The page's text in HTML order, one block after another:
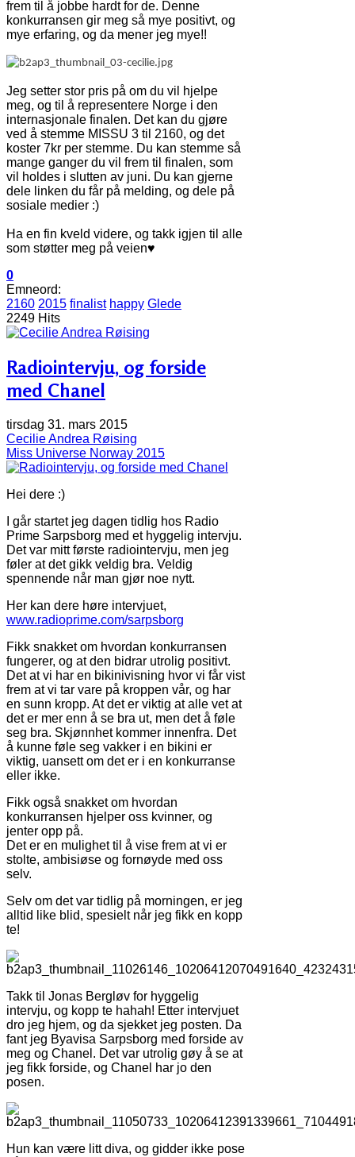
frem til å jobbe hardt for de. Denne
konkurransen gir meg så mye positivt, og
mye erfaring, og da mener jeg mye!!
Jeg setter stor pris på om du vil hjelpe
meg, og til å representere Norge i den
internasjonale finalen. Det kan du gjøre
ved å stemme MISSU 3 til 2160, og det
koster 7kr per stemme. Du kan stemme så
mange ganger du vil frem til finalen, som
vil holdes i slutten av juni. Du kan gjerne
dele linken du får på melding, og dele på
sosiale medier :)
Ha en fin kveld videre, og takk igjen til alle
som støtter meg på veien♥
0
Emneord:
2160 2015 finalist happy Glede
2249 Hits
Radiointervju, og forside
med Chanel
tirsdag 31. mars 2015
Cecilie Andrea Røising
Miss Universe Norway 2015
Hei dere :)
I går startet jeg dagen tidlig hos Radio
Prime Sarpsborg med et hyggelig intervju.
Det var mitt første radiointervju, men jeg
føler at det gikk veldig bra. Veldig
spennende når man gjør noe nytt.
Her kan dere høre intervjuet,
www.radioprime.com/sarpsborg
Fikk snakket om hvordan konkurransen
fungerer, og at den bidrar utrolig positivt.
Det at vi har en bikinivisning hvor vi får vist
frem at vi tar vare på kroppen vår, og har
en sunn kropp. At det er viktig at alle vet at
det er mer enn å se bra ut, men det å føle
seg bra. Skjønnhet kommer innenfra. Det
å kunne føle seg vakker i en bikini er
viktig, uansett om det er i en konkurranse
eller ikke.
Fikk også snakket om hvordan
konkurransen hjelper oss kvinner, og
jenter opp på.
Det er en mulighet til å vise frem at vi er
stolte, ambisiøse og fornøyde med oss
selv.
Selv om det var tidlig på morningen, er jeg
alltid like blid, spesielt når jeg fikk en kopp
te!
Takk til Jonas Bergløv for hyggelig
intervju, og kopp te hahah! Etter intervjuet
dro jeg hjem, og da sjekket jeg posten. Da
fant jeg Byavisa Sarpsborg med forside av
meg og Chanel. Det var utrolig gøy å se at
jeg fikk forside, og Chanel har jo den
posen.
Hun kan være litt diva, og gidder ikke pose